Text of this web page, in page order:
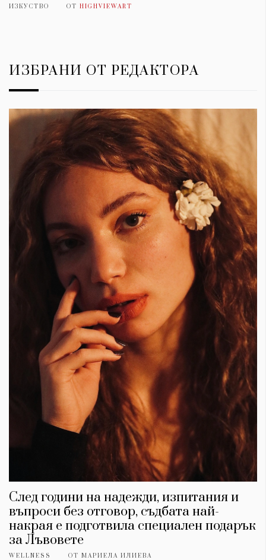
ИЗКУСТВО ОТ HIGHVIEWART
ИЗБРАНИ ОТ РЕДАКТОРА
След години на надежди, изпитания и
въпроси без отговор, съдбата най-
накрая е подготвила специален подарък
за Лъвовете
WELLNESS ОТ МАРИЕЛА ИЛИЕВА
Wine&Dine
Подкасти
Изкуство
Wellness
ЗА НАС
Условия за
ползване
За нас
Реклама
Политика за
поверителност
ModerenDom
СЛЕДВАЙТЕ НИ
Instagram Twitter
YouTube
Spotify Soundcloud
Ако нашият сайт ви харесва, можете да се абонирате за
седмичния ни нюзлетър тук:
© 2026, HighViewArt | Всички права запазени